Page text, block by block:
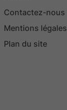
Contactez-nous
Mentions légales
Plan du site